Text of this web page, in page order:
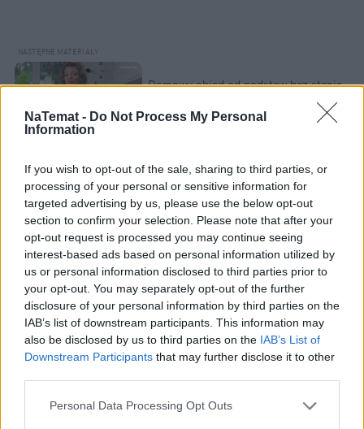
NaTemat - Do Not Process My Personal
Information
If you wish to opt-out of the sale, sharing to third parties, or
processing of your personal or sensitive information for
targeted advertising by us, please use the below opt-out
section to confirm your selection. Please note that after your
opt-out request is processed you may continue seeing
interest-based ads based on personal information utilized by
us or personal information disclosed to third parties prior to
your opt-out. You may separately opt-out of the further
disclosure of your personal information by third parties on the
IAB’s list of downstream participants. This information may
also be disclosed by us to third parties on the IAB’s List of
Downstream Participants that may further disclose it to other
Personal Data Processing Opt Outs
Domowy obiad od podstaw bez stania
czy to możliwe
Widzimy, żebudzą się demony; szaleją, żeby
zniszczyć to, co dobre, zwłaszcza w życiu młodzieży.
Coraz wyraźniej widzimy te działania. Ale z drugiej
strony widzimy wyraźnie błogosławione owoce
nowego powiewu Ducha Świętego, który odnawia
oblicze tej polskiej ziemi. Przykładem tego jest
Rodzina Radia Maryja (...).
źródło:RadioMaryja.pl, 13.07.2019
Marek Dziewiecki, ksiądz, ekspert
Ministerstwa Edukacji Narodowej z
przedmiotu "Wychowanie do życia w